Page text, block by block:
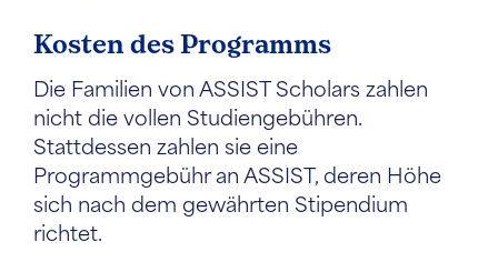
Kosten des Programms
Die Familien von ASSIST Scholars zahlen
nicht die vollen Studiengebühren.
Stattdessen zahlen sie eine
Programmgebühr an ASSIST, deren Höhe
sich nach dem gewährten Stipendium
richtet.